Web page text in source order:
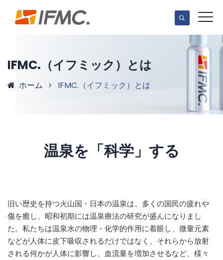
IFMC.（イフミック）とは
ホーム IFMC.（イフミック）とは
温泉を「科学」する
旧い歴史を持つ火山国・日本の温泉は、多くの国民の疲れや
傷を癒し、昭和初期には温泉療法の研究が盛んになりまし
た。私たちは温泉水の物理・化学的作用に着眼し、微量元素
などが人体に皮下吸収されるだけではなく、それらから放射
される何かが人体に影響し、血流量を増加させるなど、様々